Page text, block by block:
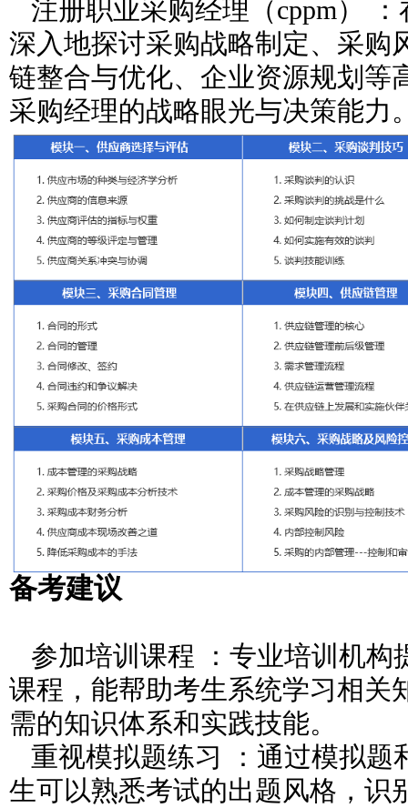
注册职业采购经理（cppm） ：
深入地探讨采购战略制定、采购
链整合与优化、企业资源规划等
采购经理的战略眼光与决策能力
备考建议
参加培训课程 ：专业培训机构
课程，能帮助考生系统学习相关
需的知识体系和实践技能。
重视模拟题练习 ：通过模拟题
生可以熟悉考试的出题风格，识